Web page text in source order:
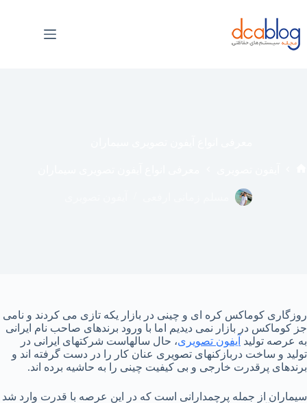
محتوا
روزگاری کوماکس کره ای و چینی در بازار یکه تازی می کردند و نامی
جز کوماکس در بازار نمی دیدیم اما با ورود برندهای صاحب نام ایرانی
به عرصه تولید آیفون تصویری، حال سالهاست شرکتهای ایرانی در
تولید و ساخت دربازکنهای تصویری عنان کار را در دست گرفته اند و
برندهای پرقدرت خارجی و بی کیفیت چینی را به حاشیه برده اند.
سیماران از جمله پرچمدارانی است که در این عرصه با قدرت وارد شد